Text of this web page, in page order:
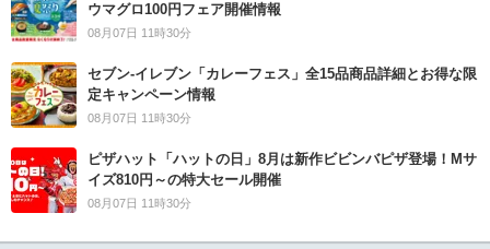
ウマグロ100円フェア開催情報
08月07日 11時30分
セブン‐イレブン「カレーフェス」全15品商品詳細とお得な限
定キャンペーン情報
08月07日 11時30分
ピザハット「ハットの日」8月は新作ビビンバピザ登場！Mサ
イズ810円～の特大セール開催
08月07日 11時30分